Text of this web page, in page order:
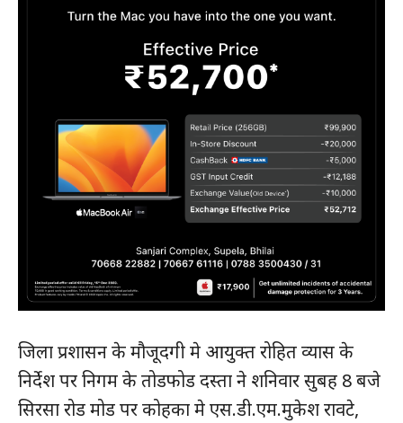
जिला प्रशासन के मौजूदगी मे आयुक्त रोहित व्यास के
निर्देश पर निगम के तोडफोड दस्ता ने शनिवार सुबह 8 बजे
सिरसा रोड मोड पर कोहका मे एस.डी.एम.मुकेश रावटे,